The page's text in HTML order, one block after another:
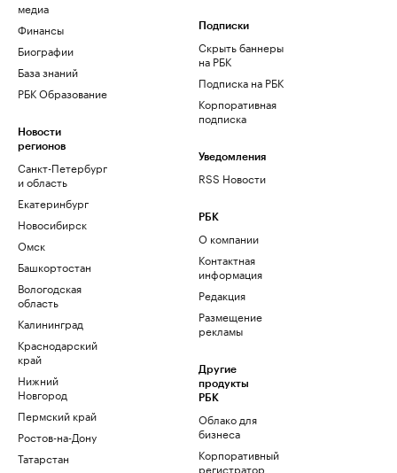
медиа
Финансы
Биографии
База знаний
РБК Образование
Новости
регионов
Санкт-Петербург
и область
Екатеринбург
Новосибирск
Омск
Башкортостан
Вологодская
область
Калининград
Краснодарский
край
Нижний
Новгород
Пермский край
Ростов-на-Дону
Татарстан
Подписки
Скрыть баннеры
на РБК
Подписка на РБК
Корпоративная
подписка
Уведомления
RSS Новости
РБК
О компании
Контактная
информация
Редакция
Размещение
рекламы
Другие
продукты
РБК
Облако для
бизнеса
Корпоративный
регистратор